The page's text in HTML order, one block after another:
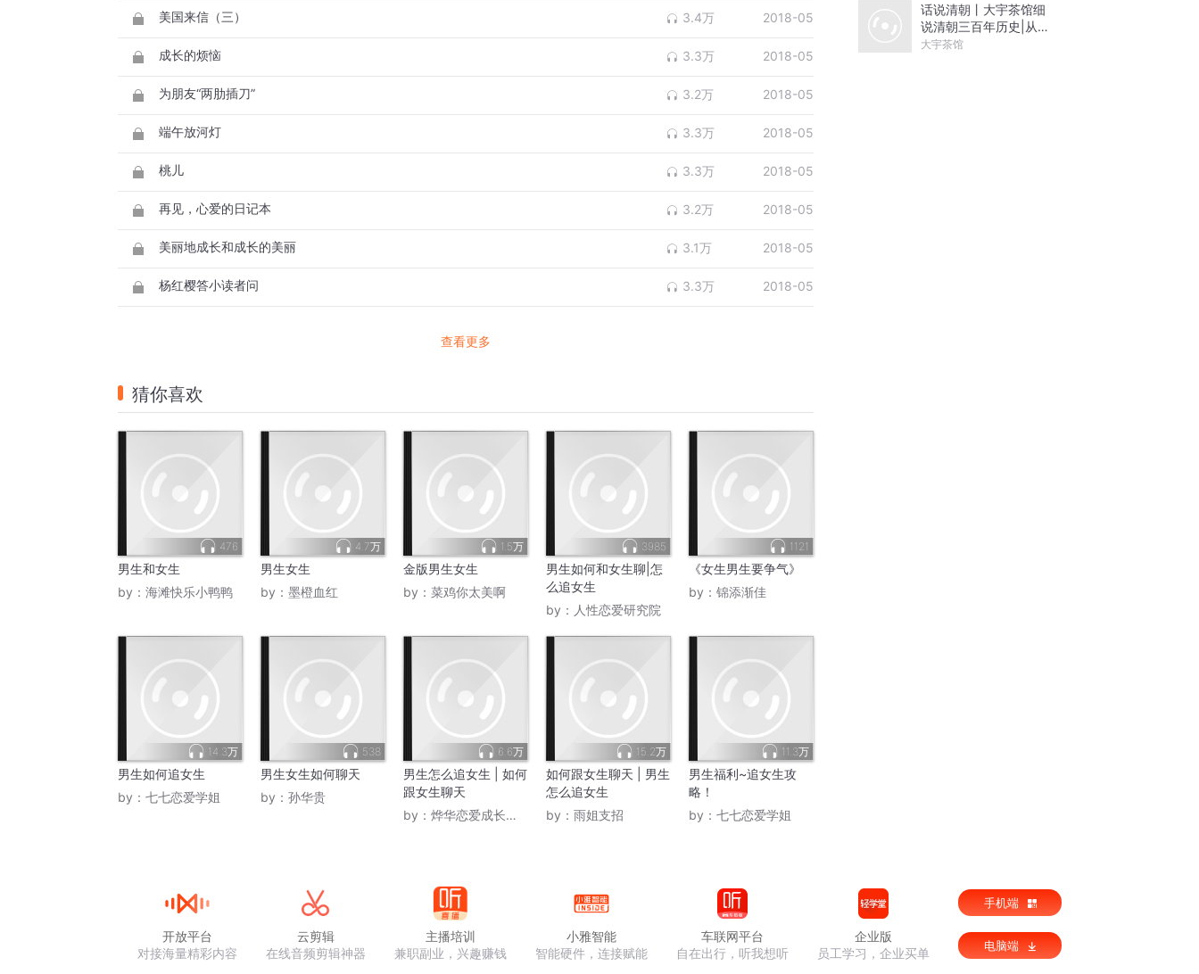
美国来信（三） 3.4万 2018-05
成长的烦恼 3.3万 2018-05
为朋友“两肋插刀” 3.2万 2018-05
端午放河灯 3.3万 2018-05
桃儿 3.3万 2018-05
再见，心爱的日记本 3.2万 2018-05
美丽地成长和成长的美丽 3.1万 2018-05
杨红樱答小读者问 3.3万 2018-05
查看更多
猜你喜欢
476
男生和女生
by： 海滩快乐小鸭鸭
4.7万
男生女生
by： 墨橙血红
1.5万
金版男生女生
by： 菜鸡你太美啊
3985
男生如何和女生聊|怎
么追女生
by： 人性恋爱研究院
1121
《女生男生要争气》
by： 锦添渐佳
14.3万
男生如何追女生
by： 七七恋爱学姐
538
男生女生如何聊天
by： 孙华贵
6.6万
男生怎么追女生 | 如何
跟女生聊天
by： 烨华恋爱成长学会
15.2万
如何跟女生聊天 | 男生
怎么追女生
by： 雨姐支招
11.3万
男生福利~追女生攻
略！
by： 七七恋爱学姐
话说清朝丨大宇茶馆细
说清朝三百年历史|从努
尔哈赤到末代皇帝溥仪|
大宇茶馆
开放平台
对接海量精彩内容
云剪辑
在线音频剪辑神器
主播培训
兼职副业，兴趣赚钱
小雅智能
智能硬件，连接赋能
车联网平台
自在出行，听我想听
企业版
员工学习，企业买单
手机端
电脑端